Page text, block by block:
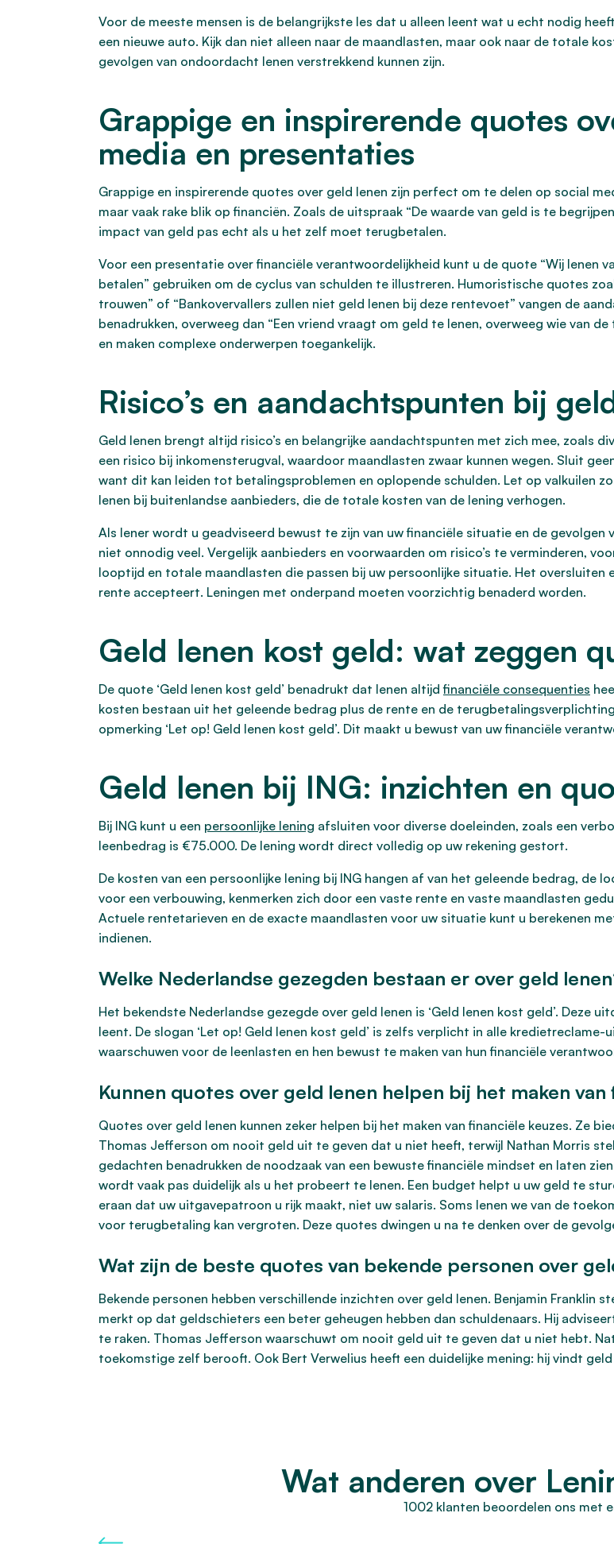
Voor de meeste mensen is de belangrijkste les dat u alleen leent wat u echt nodig
een nieuwe auto. Kijk dan niet alleen naar de maandlasten, maar ook naar de totale
gevolgen van ondoordacht lenen verstrekkend kunnen zijn.
Grappige en inspirerende quotes
media en presentaties
Grappige en inspirerende quotes over geld lenen zijn perfect om te delen op social
maar vaak rake blik op financiën. Zoals de uitspraak “De waarde van geld is te
impact van geld pas echt als u het zelf moet terugbetalen.
Voor een presentatie over financiële verantwoordelijkheid kunt u de quote “Wij lenen
betalen” gebruiken om de cyclus van schulden te illustreren. Humoristische quotes
trouwen” of “Bankovervallers zullen niet geld lenen bij deze rentevoet” vangen de
benadrukken, overweeg dan “Een vriend vraagt om geld te lenen, overweeg wie van
en maken complexe onderwerpen toegankelijk.
Risico’s en aandachtspunten bij
Geld lenen brengt altijd risico’s en belangrijke aandachtspunten met zich mee, zoals
een risico bij inkomensterugval, waardoor maandlasten zwaar kunnen wegen. Sluit
want dit kan leiden tot betalingsproblemen en oplopende schulden. Let op valkuilen
lenen bij buitenlandse aanbieders, die de totale kosten van de lening verhogen.
Als lener wordt u geadviseerd bewust te zijn van uw financiële situatie en de
niet onnodig veel. Vergelijk aanbieders en voorwaarden om risico’s te verminderen,
looptijd en totale maandlasten die passen bij uw persoonlijke situatie. Het oversluiten
rente accepteert. Leningen met onderpand moeten voorzichtig benaderd worden.
Geld lenen kost geld: wat zeggen
De quote ‘Geld lenen kost geld’ benadrukt dat lenen altijdfinanciële consequenties
kosten bestaan uit het geleende bedrag plus de rente en de
opmerking ‘Let op! Geld lenen kost geld’. Dit maakt u bewust van uw financiële
Geld lenen bij ING: inzichten en
Bij ING kunt u een persoonlijke lening afsluiten voor diverse doeleinden, zoals een
leenbedrag is €75.000. De lening wordt direct volledig op uw rekening gestort.
De kosten van een persoonlijke lening bij ING hangen af van het geleende bedrag, de
voor een verbouwing, kenmerken zich door een vaste rente en vaste maandlasten
Actuele rentetarieven en de exacte maandlasten voor uw situatie kunt u berekenen
indienen.
Welke Nederlandse gezegden bestaan er over geld
Het bekendste Nederlandse gezegde over geld lenen is ‘Geld lenen kost geld’. Deze
leent. De slogan ‘Let op! Geld lenen kost geld’ is zelfs verplicht in alle
waarschuwen voor de leenlasten en hen bewust te maken van hun financiële
Kunnen quotes over geld lenen helpen bij het maken van
Quotes over geld lenen kunnen zeker helpen bij het maken van financiële keuzes. Ze
Thomas Jefferson om nooit geld uit te geven dat u niet heeft, terwijl Nathan Morris
gedachten benadrukken de noodzaak van een bewuste financiële mindset en laten
wordt vaak pas duidelijk als u het probeert te lenen. Een budget helpt u uw geld te
eraan dat uw uitgavepatroon u rijk maakt, niet uw salaris. Soms lenen we van de
voor terugbetaling kan vergroten. Deze quotes dwingen u na te denken over de
Wat zijn de beste quotes van bekende personen over
Bekende personen hebben verschillende inzichten over geld lenen. Benjamin Franklin
merkt op dat geldschieters een beter geheugen hebben dan schuldenaars. Hij
te raken. Thomas Jefferson waarschuwt om nooit geld uit te geven dat u niet hebt.
toekomstige zelf berooft. Ook Bert Verwelius heeft een duidelijke mening: hij vindt
Wat anderen over
1002 klanten beoordelen ons met